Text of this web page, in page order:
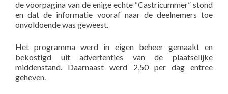
de voorpagina van de enige echte “Castricummer” stond
en dat de informatie vooraf naar de deelnemers toe
onvoldoende was geweest.
Het programma werd in eigen beheer gemaakt en
bekostigd uit advertenties van de plaatselijke
middenstand. Daarnaast werd 2,50 per dag entree
geheven.